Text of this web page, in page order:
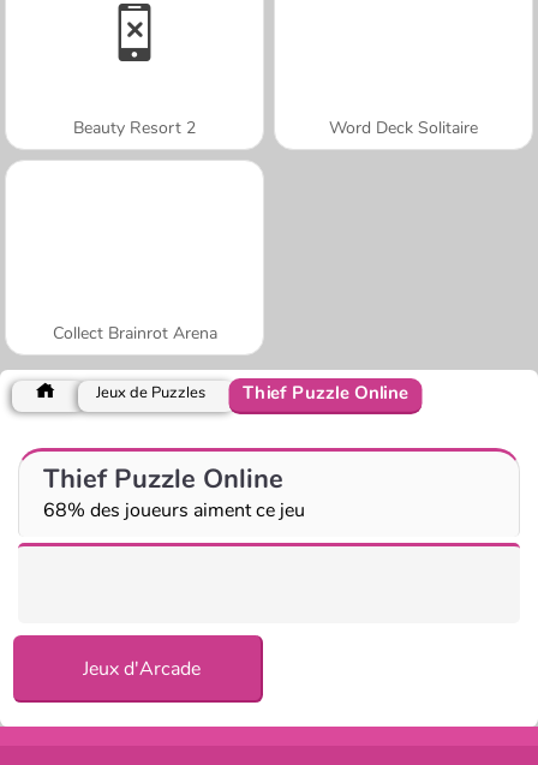
Beauty Resort 2 Word Deck Solitaire
Collect Brainrot Arena
Jeux de Puzzles Thief Puzzle Online
Thief Puzzle Online
68% des joueurs aiment ce jeu
Jeux d'Arcade